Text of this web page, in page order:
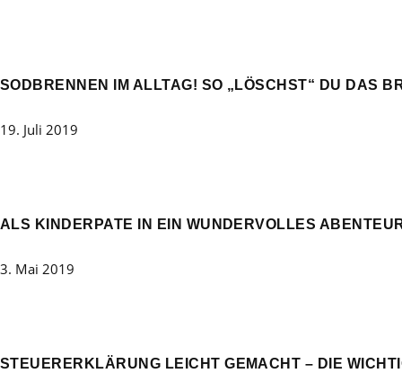
SODBRENNEN IM ALLTAG! SO „LÖSCHST“ DU DAS
19. Juli 2019
ALS KINDERPATE IN EIN WUNDERVOLLES
3. Mai 2019
STEUERERKLÄRUNG LEICHT GEMACHT – DIE